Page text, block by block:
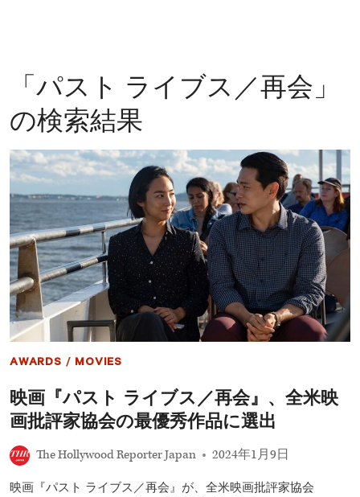
「 パスト ライブス／再会 」
の検索結果
AWARDS / MOVIES
映画『パスト ライブス／再会』、全米映
画批評家協会の最優秀作品に選出
The Hollywood Reporter Japan 2024年1月9日
映画『パスト ライブス／再会』が、全米映画批評家協会